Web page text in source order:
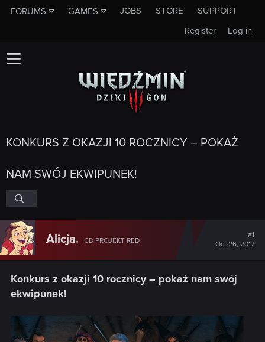
FORUMS GAMES JOBS STORE
SUPPORT
Log in
Register
KONKURS Z OKAZJI 10 ROCZNICY – POKAŻ
NAM SWÓJ EKWIPUNEK!
Alicja. CD PROJEKT RED
#1
Oct 26, 2017
Konkurs z okazji 10 rocznicy – pokaż nam swój
ekwipunek!